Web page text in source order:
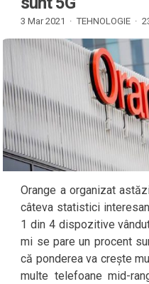
3 Mar 2021 · TEHNOLOGIE ·
Orange a organizat
câteva statistici
1 din 4 dispozitive
mi se pare un procent
că ponderea va crește
multe telefoane mid-